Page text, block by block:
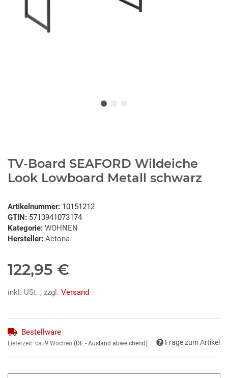
TV-Board SEAFORD Wildeiche
Look Lowboard Metall schwarz
Artikelnummer: 10151212
GTIN: 5713941073174
Kategorie: WOHNEN
Hersteller: Actona
122,95 €
inkl. USt. , zzgl. Versand
Bestellware
Lieferzeit: ca. 9 Wochen (DE - Ausland abweichend) Frage zum Artikel